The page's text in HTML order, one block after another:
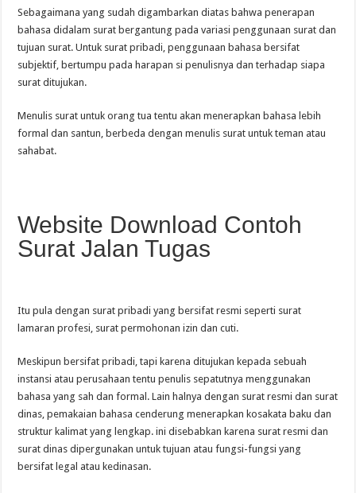
Sebagaimana yang sudah digambarkan diatas bahwa penerapan
bahasa didalam surat bergantung pada variasi penggunaan surat dan
tujuan surat. Untuk surat pribadi, penggunaan bahasa bersifat
subjektif, bertumpu pada harapan si penulisnya dan terhadap siapa
surat ditujukan.
Menulis surat untuk orang tua tentu akan menerapkan bahasa lebih
formal dan santun, berbeda dengan menulis surat untuk teman atau
sahabat.
Website Download Contoh
Surat Jalan Tugas
Itu pula dengan surat pribadi yang bersifat resmi seperti surat
lamaran profesi, surat permohonan izin dan cuti.
Meskipun bersifat pribadi, tapi karena ditujukan kepada sebuah
instansi atau perusahaan tentu penulis sepatutnya menggunakan
bahasa yang sah dan formal. Lain halnya dengan surat resmi dan surat
dinas, pemakaian bahasa cenderung menerapkan kosakata baku dan
struktur kalimat yang lengkap. ini disebabkan karena surat resmi dan
surat dinas dipergunakan untuk tujuan atau fungsi-fungsi yang
bersifat legal atau kedinasan.